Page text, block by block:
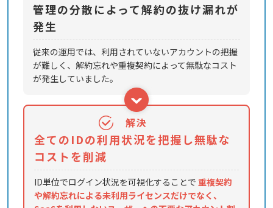
管理の分散によって解約の抜け漏れが
発生
従来の運用では、利用されていないアカウントの把握
が難しく、解約忘れや重複契約によって無駄なコスト
が発生していました。
解決
全てのIDの利用状況を把握し無駄な
コストを削減
ID単位でログイン状況を可視化することで 重複契約
や解約忘れによる未利用ライセンスだけでなく、